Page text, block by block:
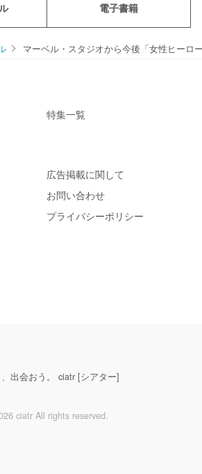
電子書籍
マーベル・スタジオから今後「女性ヒーロ
特集一覧
広告掲載に関して
お問い合わせ
プライバシーポリシー
出会おう。 ciatr [シアター]
ciatr All rights reserved.